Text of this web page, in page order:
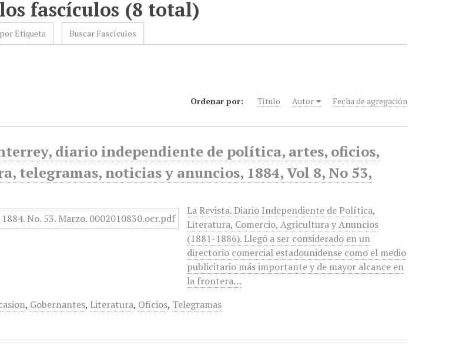
fascículos (8 total)
Etiqueta Buscar Fascículos
Ordenar por: Título Autor Fecha de agregación
diario independiente de política, artes, oficios,
telegramas, noticias y anuncios, 1884, Vol 8, No 53,
La Revista. Diario Independiente de Política,
Literatura, Comercio, Agricultura y Anuncios
(1881-1886). Llegó a ser considerado en un
directorio comercial estadounidense como el medio
publicitario más importante y de mayor alcance en
la frontera…
, Gobernantes, Literatura, Oficios, Telegramas